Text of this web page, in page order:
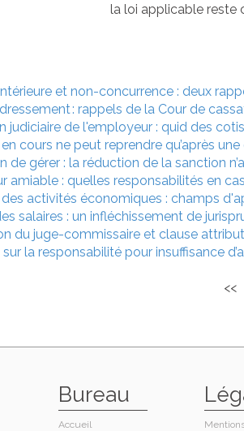
la loi applicable reste
et non-concurrence : deux
: rappels de la Cour de
judiciaire de l'employeur : quid des
en cours ne peut reprendre qu’après
de gérer : la réduction de la sanction
amiable : quelles responsabilités en
des activités économiques : champs
salaires : un infléchissement de
du juge-commissaire et clause
sur la responsabilité pour insuffisance
<<
Bureau
Accueil